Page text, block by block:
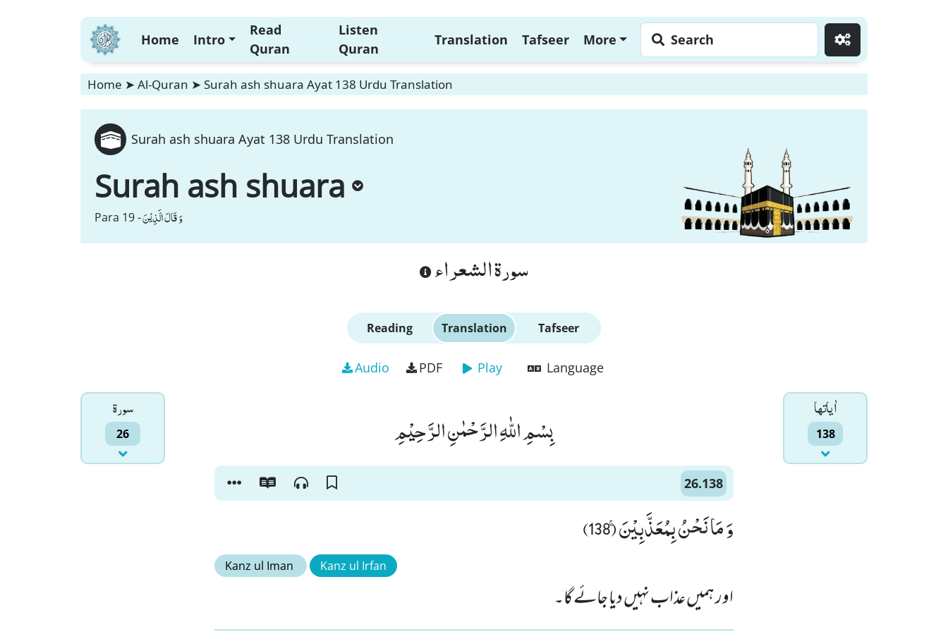
Home Intro
Read
Quran
Listen
Quran
Translation Tafseer More Search
Home ➤ Al-Quran ➤ Surah ash shuara Ayat 138 Urdu Translation
Surah ash shuara Ayat 138 Urdu Translation
Surah ash shuara
Para 19 -وَ قَالَ الَّذِیْنَ
سورة الشعراء
Reading Translation Tafseer
Audio PDF Play Language
سورۃ
26
اٰياتها
138 بِسْمِ اللّٰهِ الرَّحْمٰنِ الرَّحِیْمِ
26.138
وَ مَا نَحْنُ بِمُعَذَّبِیْنَۚ (138)
Kanz ul Iman Kanz ul Irfan
اور ہمیں عذاب نہیں دیا جائے گا۔